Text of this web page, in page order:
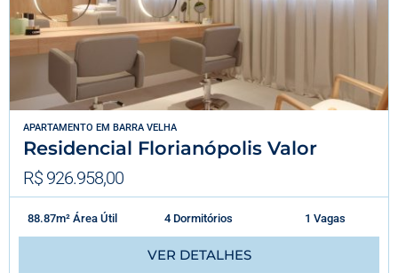
APARTAMENTO EM BARRA VELHA
Residencial Florianópolis Valor
R$ 926.958,00
88.87m² Área Útil 4 Dormitórios 1 Vagas
VER DETALHES